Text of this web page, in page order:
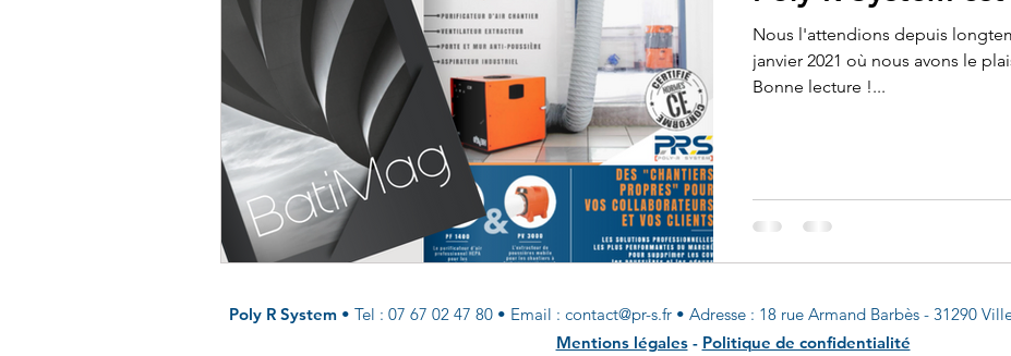
Nous l'attendions depuis
janvier 2021 où nous avons le
Bonne lecture !...
Poly R System • Tel : 07 67 02 47 80 • Email : contact@pr-s.fr • Adresse : 18 rue Armand Barbès - 31290
Mentions légales- Politique de confidentialité